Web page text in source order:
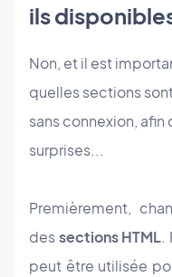
ils
Non, et il est
quelles sections
sans connexion,
surprises...
Premièrement,
dessections HTML.
peut être utilisée